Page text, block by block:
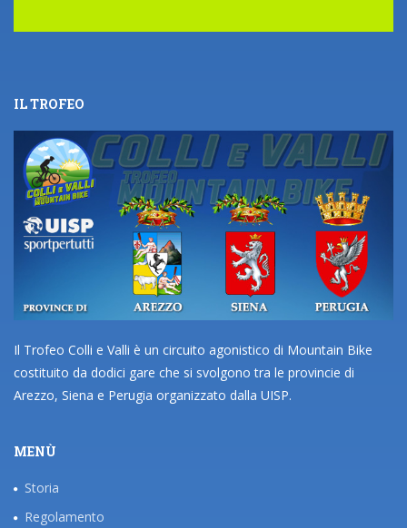
IL TROFEO
Il Trofeo Colli e Valli è un circuito agonistico di Mountain Bike
costituito da dodici gare che si svolgono tra le provincie di
Arezzo, Siena e Perugia organizzato dalla UISP.
MENÙ
Storia
Regolamento